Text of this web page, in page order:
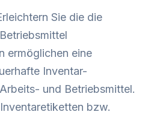
Sie die die
ermöglichen eine
Inventar-
und Betriebsmittel.
bzw.